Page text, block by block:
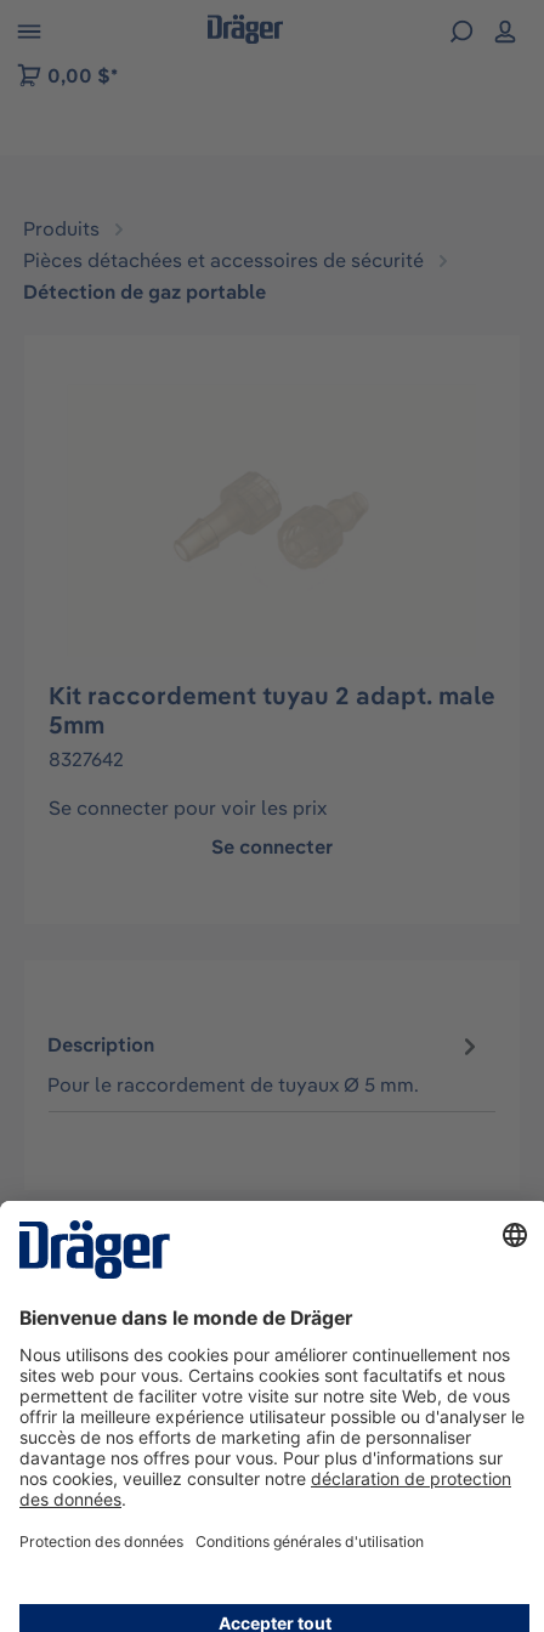
to B2B platform navigation
0,00 $*
Produits
Pièces détachées et accessoires de sécurité
Détection de gaz portable
Kit raccordement tuyau 2 adapt. male
5mm
8327642
Se connecter pour voir les prix
Se connecter
Description
Pour le raccordement de tuyaux Ø 5 mm.
La technologie
Nous contacter
A propos de Dräger
Informations